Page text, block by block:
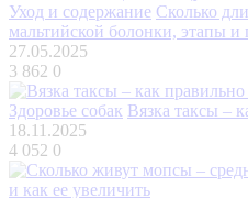
Уход и содержание Сколько
мальтийской болонки, этапы
27.05.2025
3 862 0
Здоровье собак Вязка таксы –
18.11.2025
4 052 0